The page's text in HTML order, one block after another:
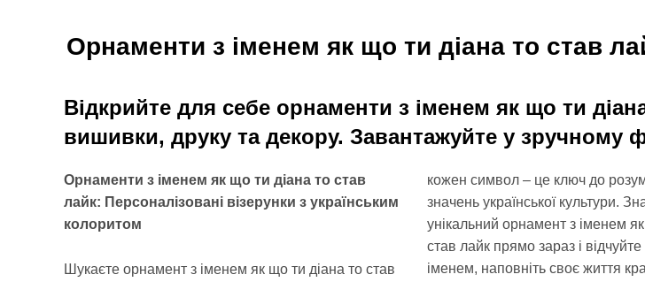
Орнаменти з іменем як що ти діана то став
Відкрийте для себе орнаменти з іменем як що ти
вишивки, друку та декору. Завантажуйте у зручному
Орнаменти з іменем як що ти діана то став
лайк: Персоналізовані візерунки з українським
колоритом
Шукаєте орнамент з іменем як що ти діана то став
кожен символ – це ключ до
значень української культури.
унікальний орнамент з іменем
став лайк прямо зараз і
іменем, наповніть своє життя красою та